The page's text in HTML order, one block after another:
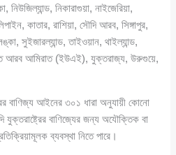
নিউজিল্যান্ড, নিকারাগুয়া, নাইজেরিয়া,
কাতার, রাশিয়া, সৌদি আরব, সিঙ্গাপুর,
সুইজারল্যান্ড, তাইওয়ান, থাইল্যান্ড,
আরব আমিরাত (ইউএই), যুক্তরাজ্য, উরুগুয়ে,
বাণিজ্য আইনের ৩০১ ধারা অনুযায়ী কোনো
যুক্তরাষ্ট্রের বাণিজ্যের জন্য অযৌক্তিক বা
ব্যবস্থা নিতে পারে।